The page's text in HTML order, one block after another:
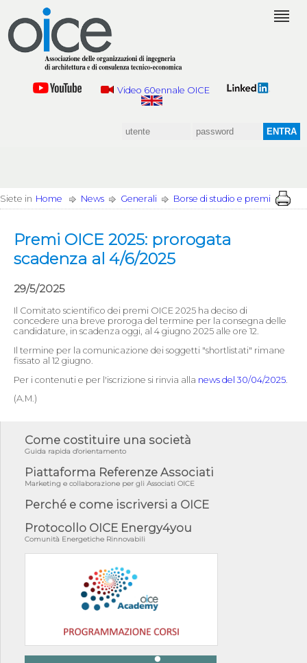
Video 60ennale OICE
Siete in Home News Generali Borse di studio e premi
Premi OICE 2025: prorogata
scadenza al 4/6/2025
29/5/2025
Il Comitato scientifico dei premi OICE 2025 ha deciso di
concedere una breve proroga del termine per la consegna delle
candidature, in scadenza oggi, al 4 giugno 2025 alle ore 12.
Il termine per la comunicazione dei soggetti "shortlistati" rimane
fissato al 12 giugno.
Per i contenuti e per l'iscrizione si rinvia alla news del 30/04/2025
(A.M.)
Come costituire una società
Guida rapida d'orientamento
Piattaforma Referenze Associati
Marketing e collaborazione per gli Associati OICE
Perché e come iscriversi a OICE
Protocollo OICE Energy4you
Comunità Energetiche Rinnovabili